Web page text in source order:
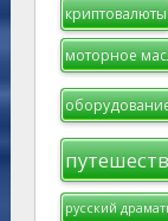
криптовалюты
моторное
русский